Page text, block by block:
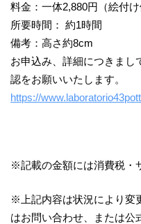
料金：一体2,880円（絵付け
所要時間： 約1時間
備考：高さ約8cm
お申込み、詳細につきまし
認をお願いいたします。
https://
※記載の金額には消費税・
※上記内容は状況により変
はお問い合わせ、または公